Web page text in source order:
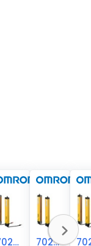
70238-1084 70238-1078